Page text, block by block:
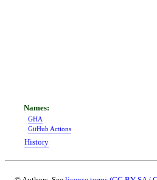
GHA
GitHub Actions
History